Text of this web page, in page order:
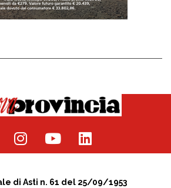
di Asti n. 61 del 25/09/1953